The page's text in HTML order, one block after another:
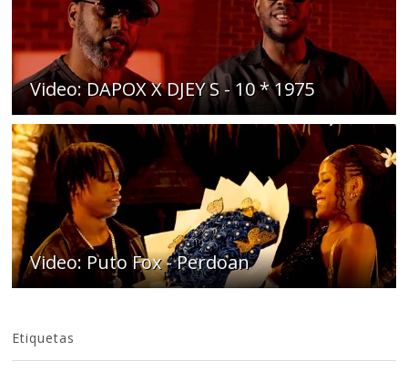
Video: DAPOX X DJEY S - 10 * 1975
Video: Puto Fox - Perdoan
Etiquetas